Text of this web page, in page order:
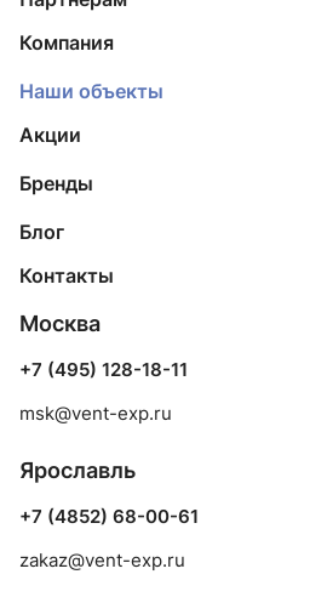
Компания
Наши объекты
Акции
Бренды
Блог
Контакты
Москва
+7 (495) 128-18-11
msk@vent-exp.ru
Ярославль
+7 (4852) 68-00-61
zakaz@vent-exp.ru